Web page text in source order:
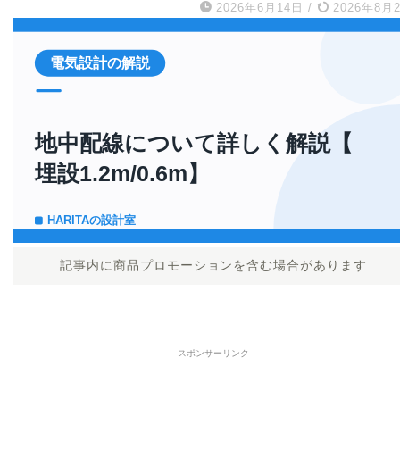
2026年6月14日 / 2026年8月
記事内に商品プロモーションを含む場合があります
スポンサーリンク